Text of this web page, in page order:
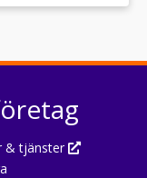
& tjänster